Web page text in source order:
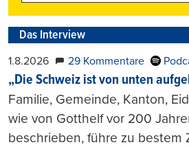
Das Interview
1.8.2026 29 Kommentare
„Die Schweiz ist von unten
Familie, Gemeinde, Kanton,
wie von Gotthelf vor 200
beschrieben, führe zu bestem